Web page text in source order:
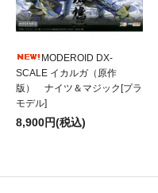
MODEROID DX-
SCALE イカルガ（原作
版） ナイツ＆マジック[プラ
モデル]
8,900円(税込)